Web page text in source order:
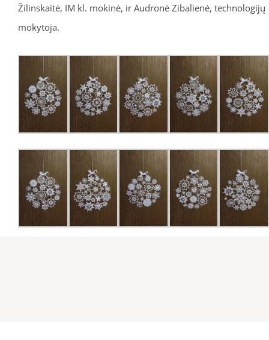
Žilinskaitė, IM kl. mokinė, ir Audronė Zibalienė, technologijų
mokytoja.